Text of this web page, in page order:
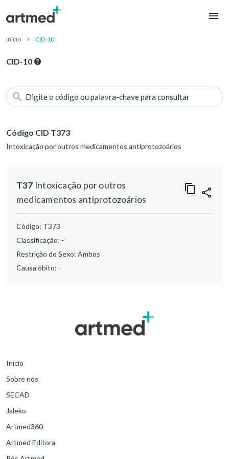
Início CID-10
CID-10
Digite o código ou palavra-chave para consultar
Código CID T373
Intoxicação por outros medicamentos antiprotozoários
T37 Intoxicação por outros
medicamentos antiprotozoários
Código: T373
Classificação: -
Restrição do Sexo: Ambos
Causa óbito: -
Início
Sobre nós
SECAD
Jaleko
Artmed360
Artmed Editora